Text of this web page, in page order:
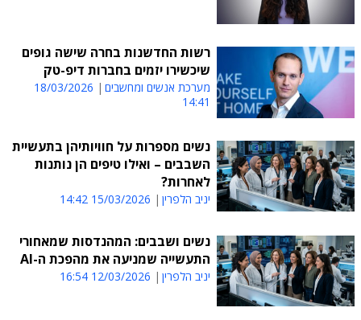
רשות החדשנות בחרה שישה גופים
שיכשירו יזמים בחברות דיפ-טק
מערכת אנשים ומחשבים
18/03/2026
14:41
נשים מספרות על חוויותיהן בתעשיית
השבבים – ואילו טיפים הן נותנות
לאחרות?
יניב הלפרין 15/03/2026 14:42
נשים ושבבים: המהנדסות שמאחורי
התעשייה שמניעה את מהפכת ה-AI
יניב הלפרין 12/03/2026 16:54